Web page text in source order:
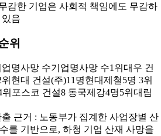
감한 기업은 사회적 책임에도 무감하
음
위
명사망 수기업명사망 수1위대우 건
현대 건설(주)11명현대제철5명 3위
포스코 건설8 동국제강4명5위대림
근거 : 노동부가 집계한 사업장별 산
를 기반으로, 하청 기업 산재 사망을